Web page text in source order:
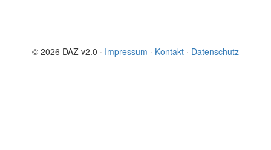
© 2026 DAZ v2.0 · Impressum · Kontakt · Datenschutz